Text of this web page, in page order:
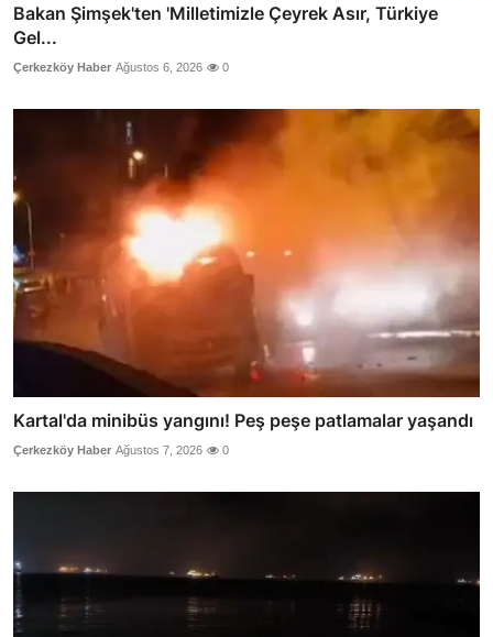
Bakan Şimşek'ten 'Milletimizle Çeyrek Asır, Türkiye
Gel...
Çerkezköy Haber Ağustos 6, 2026 0
Kartal'da minibüs yangını! Peş peşe patlamalar yaşandı
Çerkezköy Haber Ağustos 7, 2026 0